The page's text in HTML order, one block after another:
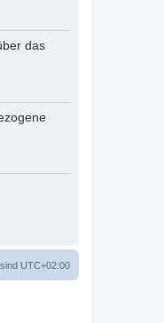
das
UTC+02:00